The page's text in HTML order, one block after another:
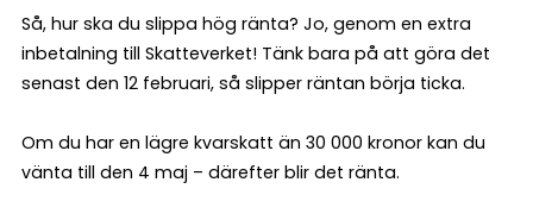
Så, hur ska du slippa hög ränta? Jo, genom en extra
inbetalning till Skatteverket! Tänk bara på att göra det
senast den 12 februari, så slipper räntan börja ticka.
Om du har en lägre kvarskatt än 30 000 kronor kan du
vänta till den 4 maj – därefter blir det ränta.